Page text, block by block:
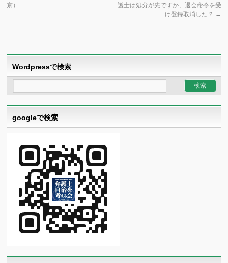
京）
護士は処分が先ですか、退会命令を受
け登録取消した？ →
Wordpressで検索
googleで検索